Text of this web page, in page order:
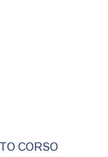
CORSO